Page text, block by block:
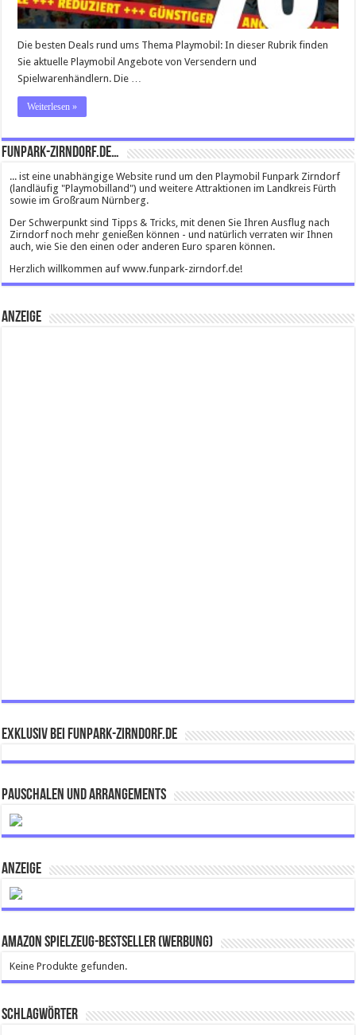
Die besten Deals rund ums Thema Playmobil: In dieser Rubrik finden
Sie aktuelle Playmobil Angebote von Versendern und
Spielwarenhändlern. Die …
Weiterlesen »
Funpark-Zirndorf.de…
... ist eine unabhängige Website rund um den Playmobil Funpark Zirndorf
(landläufig "Playmobilland") und weitere Attraktionen im Landkreis Fürth
sowie im Großraum Nürnberg.
Der Schwerpunkt sind Tipps & Tricks, mit denen Sie Ihren Ausflug nach
Zirndorf noch mehr genießen können - und natürlich verraten wir Ihnen
auch, wie Sie den einen oder anderen Euro sparen können.
Herzlich willkommen auf www.funpark-zirndorf.de!
Anzeige
Exklusiv bei FUNPARK-ZIRNDORF.DE
Pauschalen und Arrangements
ANZEIGE
Amazon Spielzeug-Bestseller (Werbung)
Keine Produkte gefunden.
Schlagwörter